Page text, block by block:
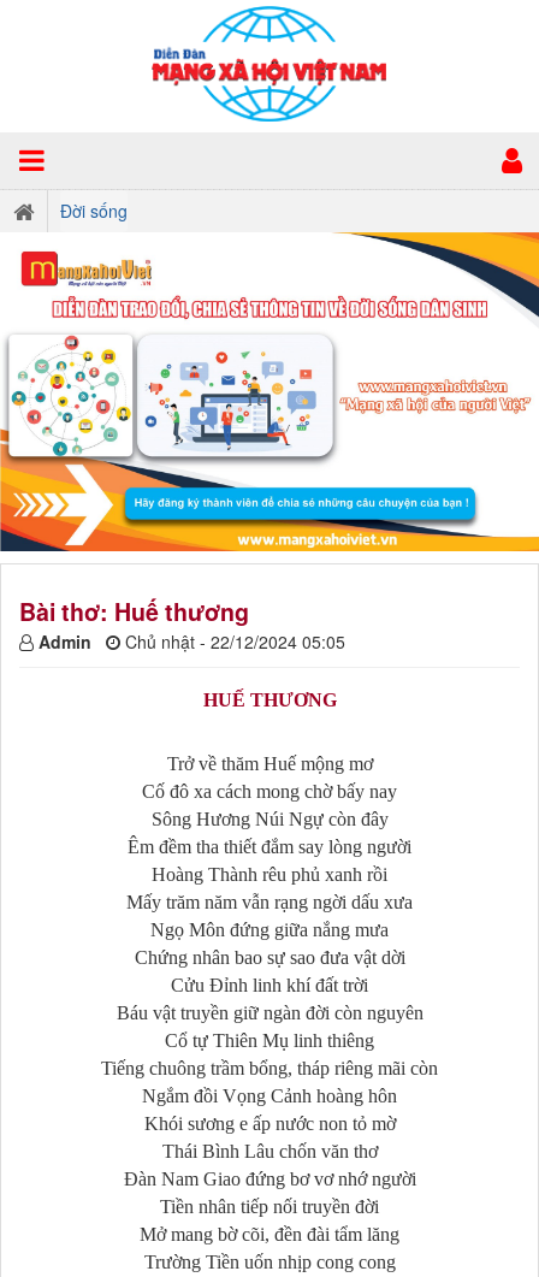
Đời sống
Bài thơ: Huế thương
Admin Chủ nhật - 22/12/2024 05:05
HUẾ THƯƠNG
Trở về thăm Huế mộng mơ
Cố đô xa cách mong chờ bấy nay
Sông Hương Núi Ngự còn đây
Êm đềm tha thiết đắm say lòng người
Hoàng Thành rêu phủ xanh rồi
Mấy trăm năm vẫn rạng ngời dấu xưa
Ngọ Môn đứng giữa nắng mưa
Chứng nhân bao sự sao đưa vật dời
Cửu Đỉnh linh khí đất trời
Báu vật truyền giữ ngàn đời còn nguyên
Cổ tự Thiên Mụ linh thiêng
Tiếng chuông trầm bổng, tháp riêng mãi còn
Ngắm đồi Vọng Cảnh hoàng hôn
Khói sương e ấp nước non tỏ mờ
Thái Bình Lâu chốn văn thơ
Đàn Nam Giao đứng bơ vơ nhớ người
Tiền nhân tiếp nối truyền đời
Mở mang bờ cõi, đền đài tẩm lăng
Trường Tiền uốn nhịp cong cong